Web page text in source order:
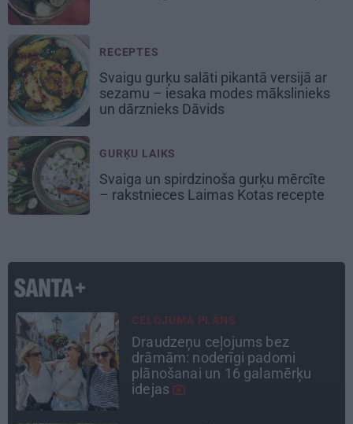
RECEPTES
Svaigu gurķu salāti pikantā versijā ar
sezamu – iesaka modes mākslinieks
un dārznieks Dāvids
GURĶU LAIKS
Svaiga un spirdzinoša gurķu mērcīte
– rakstnieces Laimas Kotas recepte
DZĪVESSTĀSTS
Stāsts, kas pārspēj kino
scenārijus: Kā Liepājas zēns
Volfs Ruvinskis kļuva par
Meksikas superzvaigzni